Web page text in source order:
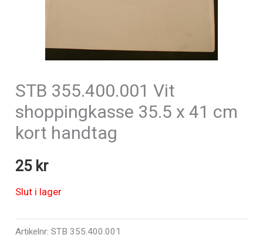
STB 355.400.001 Vit
shoppingkasse 35.5 x 41 cm
kort handtag
25 kr
Slut i lager
Artikelnr:STB 355.400.001